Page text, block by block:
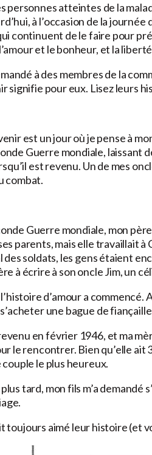
personnes atteintes de la
à l’occasion de la
continuent de le faire pour
et le bonheur, et la
à des membres de la
signifie pour eux. Lisez leurs
est un jour où je pense à
Guerre mondiale, laissant
est revenu. Un de mes
combat.
Guerre mondiale, mon
parents, mais elle travaillait
des soldats, les gens étaient
à écrire à son oncle Jim, un
d’amour a
une bague de
en février 1946, et ma
le rencontrer. Bien qu’elle ait
le plus heureux.
tard, mon fils m’a demandé
toujours aimé leur histoire (et